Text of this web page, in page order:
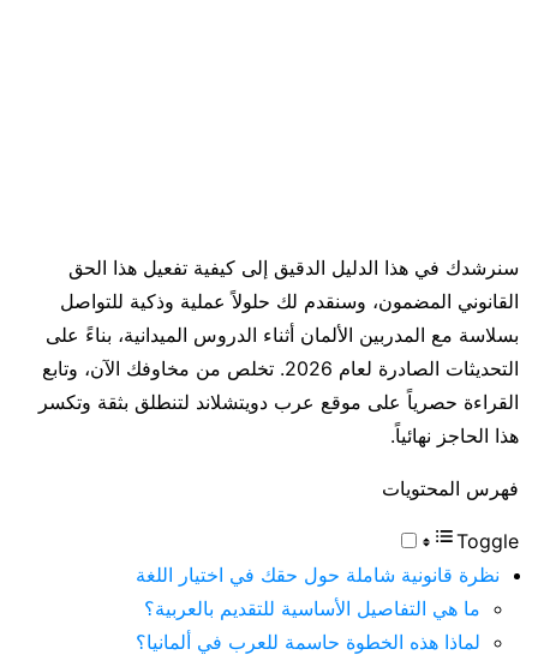
سنرشدك في هذا الدليل الدقيق إلى كيفية تفعيل هذا الحق
القانوني المضمون، وسنقدم لك حلولاً عملية وذكية للتواصل
بسلاسة مع المدربين الألمان أثناء الدروس الميدانية، بناءً على
التحديثات الصادرة لعام 2026. تخلص من مخاوفك الآن، وتابع
القراءة حصرياً على موقع عرب دويتشلاند لتنطلق بثقة وتكسر
هذا الحاجز نهائياً.
فهرس المحتويات
Toggle
نظرة قانونية شاملة حول حقك في اختيار اللغة
ما هي التفاصيل الأساسية للتقديم بالعربية؟
لماذا هذه الخطوة حاسمة للعرب في ألمانيا؟